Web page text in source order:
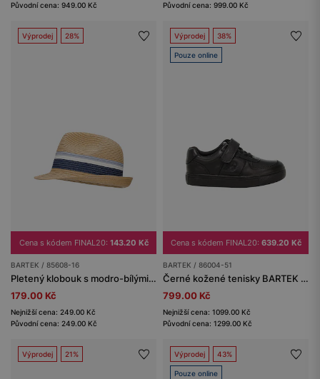
Původní cena: 949.00 Kč
Původní cena: 999.00 Kč
Výprodej 28%
Cena s kódem FINAL20: 143.20 Kč
BARTEK / 85608-16
Pletený klobouk s modro-bílými pruhy
179.00 Kč
Nejnižší cena: 249.00 Kč
Původní cena: 249.00 Kč
Výprodej 38%
Pouze online
Cena s kódem FINAL20: 639.20 Kč
BARTEK / 86004-51
Černé kožené tenisky BARTEK 86004-51
799.00 Kč
Nejnižší cena: 1099.00 Kč
Původní cena: 1299.00 Kč
Výprodej 21% Výprodej 43%
Pouze online